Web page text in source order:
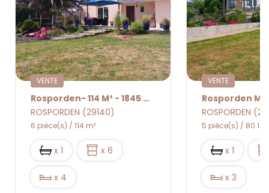
VENTE
Rosporden- 114 M² - 1845 M² De Jardin
ROSPORDEN (29140)
6 pièce(s) / 114 m²
x 1 x 6
x 4
VENTE
ROSPORDEN
5 pièce(s) / 80.12
x 1
x 3